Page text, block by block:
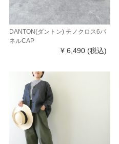
DANTON(ダントン) チノクロス6パ
ネルCAP
¥ 6,490 (税込)